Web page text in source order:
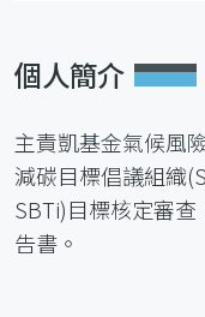
個人簡介
主責凱基金氣候風
減碳目標倡議組織
SBTi)目標核定審
告書。